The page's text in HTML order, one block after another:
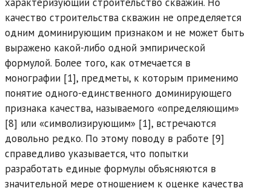
качество строительства скважин не определяется
одним доминирующим признаком и не может быть
выражено какой-либо одной эмпирической
формулой. Более того, как отмечается в
монографии [1], предметы, к которым применимо
понятие одного-единственного доминирующего
признака качества, называемого «определяющим»
[8] или «символизирующим» [1], встречаются
довольно редко. По этому поводу в работе [9]
справедливо указывается, что попытки
разработать единые формулы объясняются в
значительной мере отношением к оценке качества